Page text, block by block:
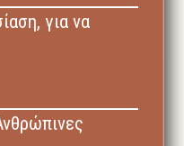
για να